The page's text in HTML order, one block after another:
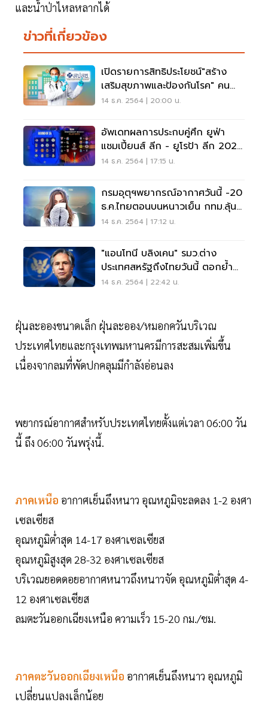
และน้ำป่าไหลหลากได้
ข่าวที่เกี่ยวข้อง
เปิดรายการสิทธิประโยชน์"สร้าง
เสริมสุขภาพและป้องกันโรค" คน
ไทย 5 กลุ่มวัย
14 ธ.ค. 2564 | 20:00 น.
อัพเดทผลการประกบคู่ศึก ยูฟ่า
แชมเปี้ยนส์ ลีก - ยูโรป้า ลีก 2021-
2022
14 ธ.ค. 2564 | 17:15 น.
กรมอุตุฯพยากรณ์อากาศวันนี้ -20
ธ.ค.ไทยตอนบนหนาวเย็น กทม.ลุ้น
18 องศา
14 ธ.ค. 2564 | 17:12 น.
"แอนโทนี บลิงเคน" รมว.ต่าง
ประเทศสหรัฐถึงไทยวันนี้ ตอกย้ำ
มิตรภาพ 2 ศตวรรษ
14 ธ.ค. 2564 | 22:42 น.
ฝุ่นละอองขนาดเล็ก ฝุ่นละออง/หมอกควันบริเวณ
ประเทศไทยและกรุงเทพมหานครมีการสะสมเพิ่มขึ้น
เนื่องจากลมที่พัดปกคลุมมีกำลังอ่อนลง
พยากรณ์อากาศสำหรับประเทศไทยตั้งแต่เวลา 06:00 วัน
นี้ ถึง 06:00 วันพรุ่งนี้.
ภาคเหนือ อากาศเย็นถึงหนาว อุณหภูมิจะลดลง 1-2 องศา
เซลเซียส
อุณหภูมิต่ำสุด 14-17 องศาเซลเซียส
อุณหภูมิสูงสุด 28-32 องศาเซลเซียส
บริเวณยอดดอยอากาศหนาวถึงหนาวจัด อุณหภูมิต่ำสุด 4-
12 องศาเซลเซียส
ลมตะวันออกเฉียงเหนือ ความเร็ว 15-20 กม./ชม.
ภาคตะวันออกเฉียงเหนือ อากาศเย็นถึงหนาว อุณหภูมิ
เปลี่ยนแปลงเล็กน้อย